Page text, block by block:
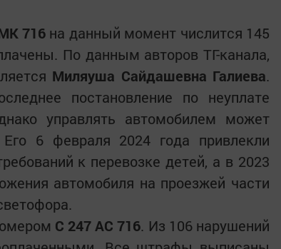
716на данный момент числится 145
По данным авторов ТГ-канала,
Миляуша Сайдашевна Галиева.
постановление по неуплате
управлять автомобилем может
6 февраля 2024 года привлекли
к перевозке детей, а в 2023
автомобиля на проезжей части
С 247 АС 716. Из 106 нарушений